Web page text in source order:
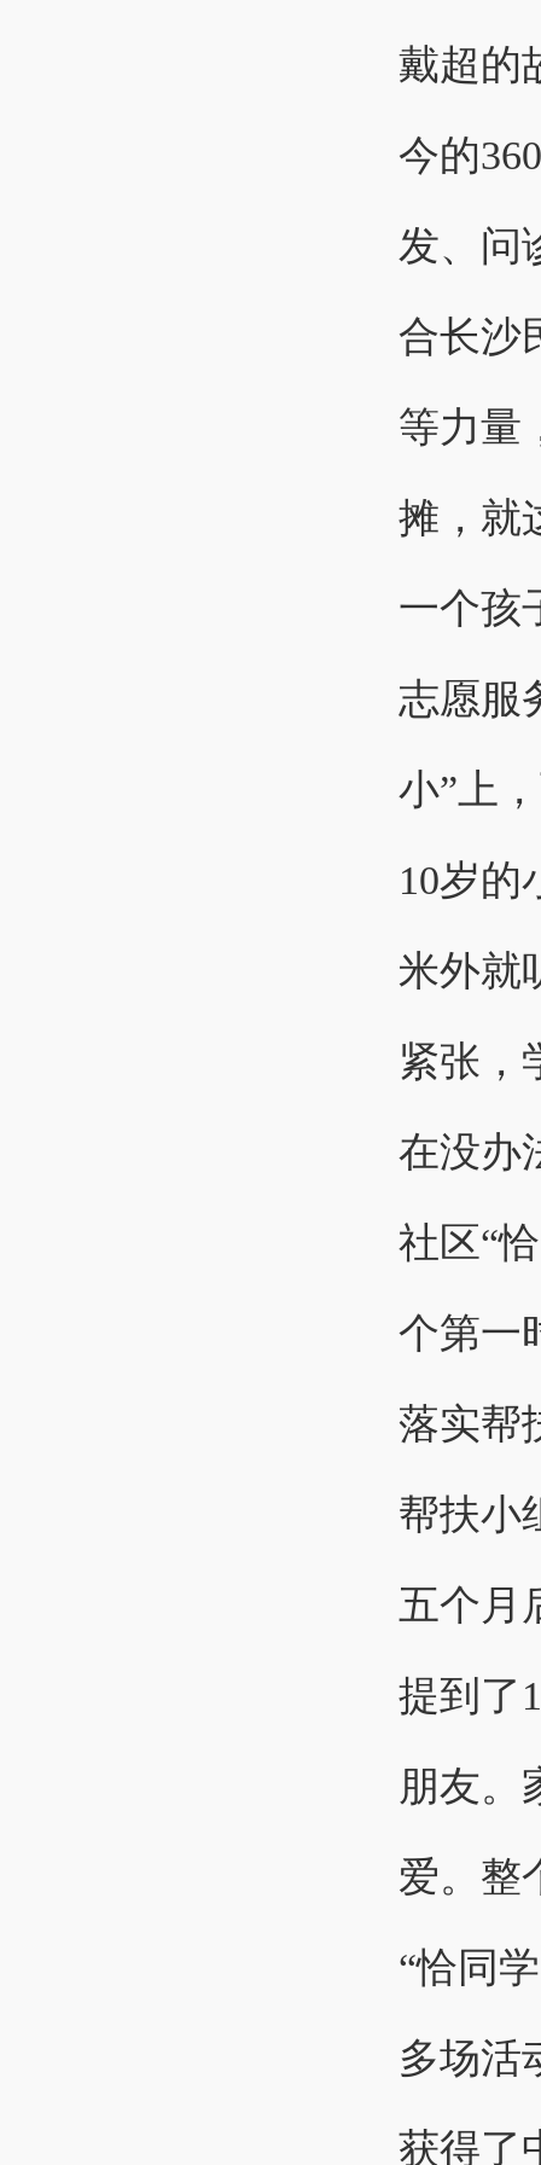
戴超的
今的
发、问
合长沙
等力量
摊，就
一个孩
志愿服
小”上
10岁的
米外就
紧张，
在没办
社区“
个第一
落实帮
帮扶小
五个月
提到了
朋友。
爱。整
“恰同
多场活
获得了